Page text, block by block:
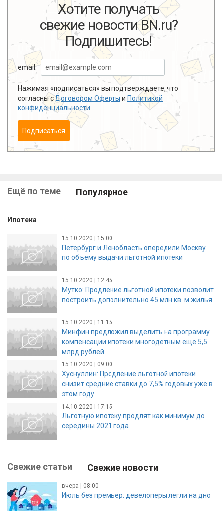
Хотите получать
свежие новости BN.ru?
Подпишитесь!
email:
Нажимая «подписаться» вы подтверждаете, что
согласны сДоговором Оферты и Политикой
конфиденциальности
Подписаться
Ещё по теме Популярное
Ипотека
15.10.2020 | 15:00
Петербург и Ленобласть опередили Москву
по объему выдачи льготной ипотеки
15.10.2020 | 12:45
Мутко: Продление льготной ипотеки позволит
построить дополнительно 45 млн кв. м жилья
15.10.2020 | 11:15
Минфин предложил выделить на программу
компенсации ипотеки многодетным еще 5,5
млрд рублей
15.10.2020 | 09:00
Хуснуллин: Продление льготной ипотеки
снизит средние ставки до 7,5% годовых уже в
этом году
14.10.2020 | 17:15
Льготную ипотеку продлят как минимум до
середины 2021 года
Свежие статьи Свежие новости
вчера | 08:00
Июль без премьер: девелоперы легли на дно